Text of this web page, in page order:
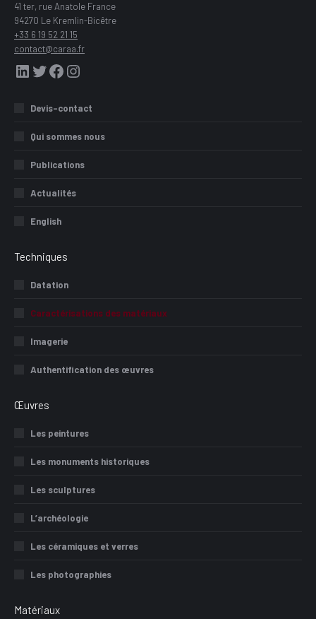
41 ter, rue Anatole France
94270 Le Kremlin-Bicêtre
+33 6 19 52 21 15
contact@caraa.fr
LinkedIn
Twitter
Facebook
Instagram
Devis-contact
Qui sommes nous
Publications
Actualités
English
Techniques
Datation
Caractérisations des matériaux
Imagerie
Authentification des œuvres
Œuvres
Les peintures
Les monuments historiques
Les sculptures
L’archéologie
Les céramiques et verres
Les photographies
Matériaux